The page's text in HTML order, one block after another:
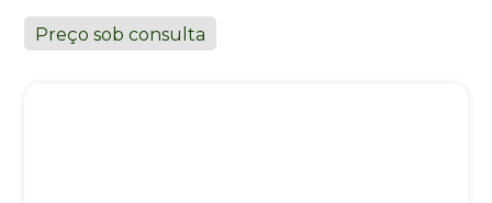
Preço sob consulta